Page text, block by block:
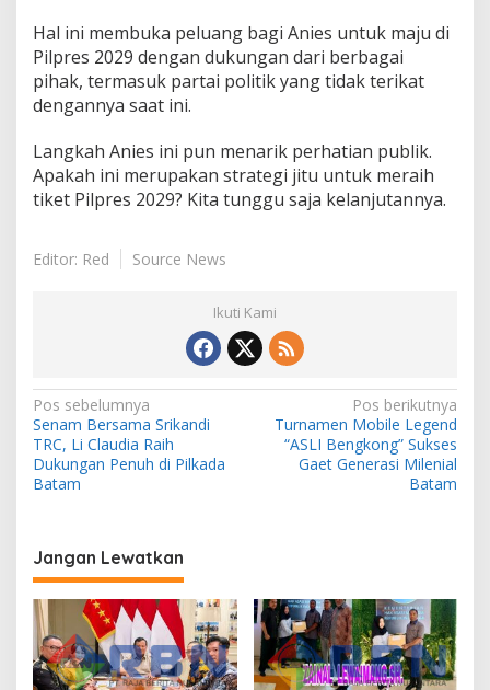
Hal ini membuka peluang bagi Anies untuk maju di
Pilpres 2029 dengan dukungan dari berbagai
pihak, termasuk partai politik yang tidak terikat
dengannya saat ini.
Langkah Anies ini pun menarik perhatian publik.
Apakah ini merupakan strategi jitu untuk meraih
tiket Pilpres 2029? Kita tunggu saja kelanjutannya.
Editor: Red Source News
Ikuti Kami
N
a
v
i
a
s
i
p
Pos sebelumnya
Senam Bersama Srikandi
TRC, Li Claudia Raih
Dukungan Penuh di Pilkada
Batam
Pos berikutnya
Turnamen Mobile Legend
“ASLI Bengkong” Sukses
Gaet Generasi Milenial
Batam
Jangan Lewatkan